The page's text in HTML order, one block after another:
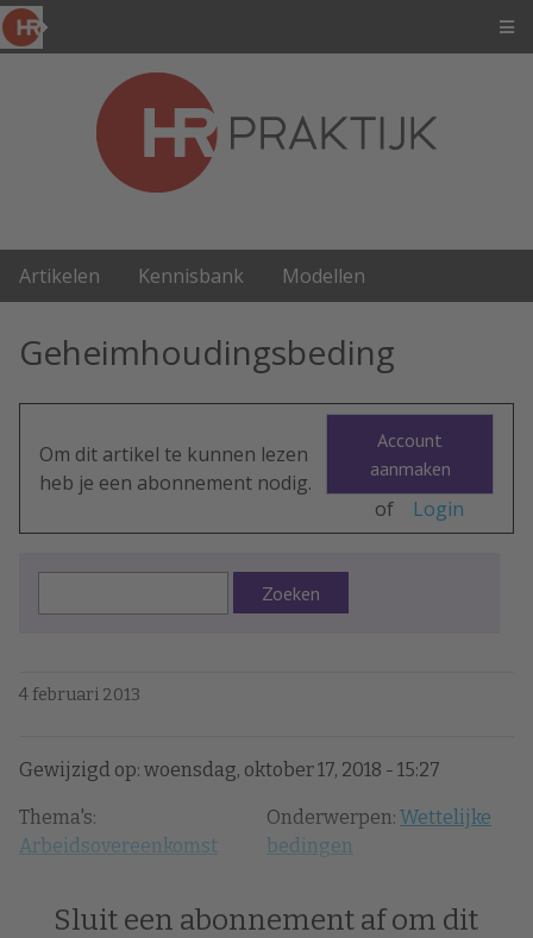
Artikelen Kennisbank Modellen
Geheimhoudingsbeding
Om dit artikel te kunnen lezen
heb je een abonnement nodig.
Account
aanmaken
of Login
Zoeken
4 februari 2013
Gewijzigd op: woensdag, oktober 17, 2018 - 15:27
Thema's:
Arbeidsovereenkomst
Onderwerpen: Wettelijke
bedingen
Sluit een abonnement af om dit